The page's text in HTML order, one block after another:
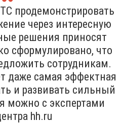
продемонстрировать
через интересную
решения приносят
сформулировано, что
сотрудникам.
даже самая эффектная
и развивать сильный
можно с экспертами
hh.ru